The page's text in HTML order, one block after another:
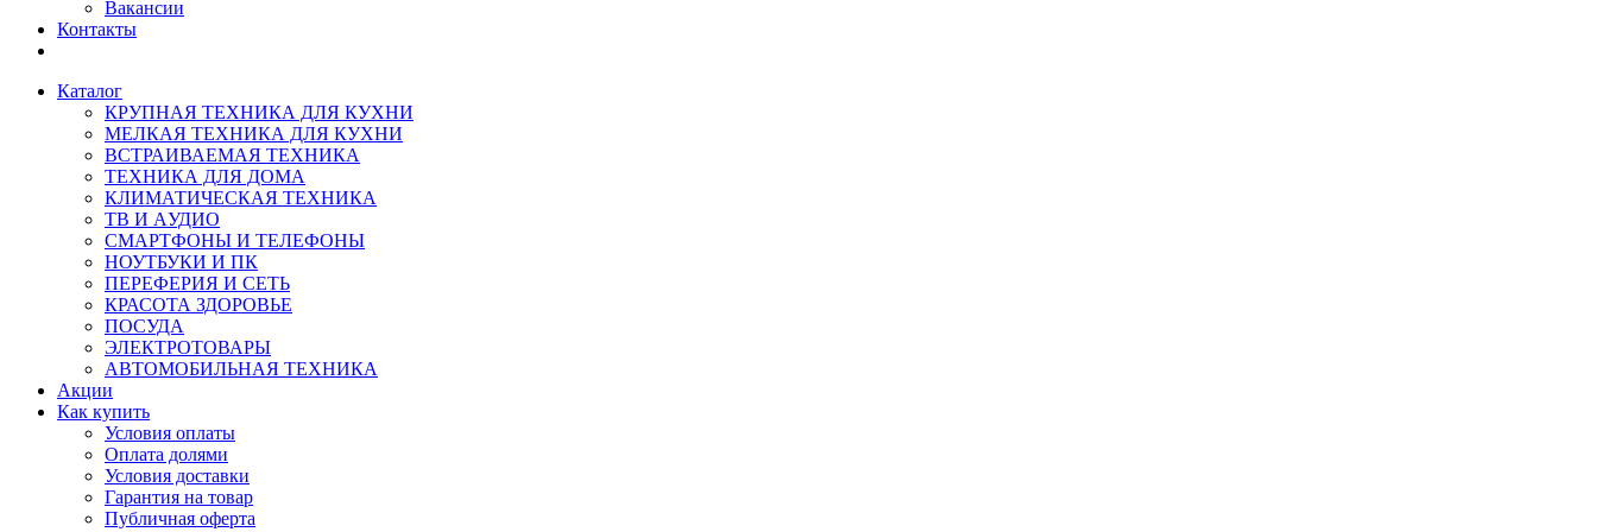
Вакансии
Контакты
Каталог
КРУПНАЯ ТЕХНИКА ДЛЯ КУХНИ
МЕЛКАЯ ТЕХНИКА ДЛЯ КУХНИ
ВСТРАИВАЕМАЯ ТЕХНИКА
ТЕХНИКА ДЛЯ ДОМА
КЛИМАТИЧЕСКАЯ ТЕХНИКА
ТВ И AУДИО
СМАРТФОНЫ И ТЕЛЕФОНЫ
НОУТБУКИ И ПК
ПЕРЕФЕРИЯ И СЕТЬ
КРАСОТА ЗДОРОВЬЕ
ПОСУДА
ЭЛЕКТРОТОВАРЫ
АВТОМОБИЛЬНАЯ ТЕХНИКА
Акции
Как купить
Условия оплаты
Оплата долями
Условия доставки
Гарантия на товар
Публичная оферта